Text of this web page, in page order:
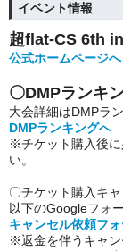
イベント情報
超flat-CS 6th
公式ホームページへ
〇DMPランキ
大会詳細はDMPラ
DMPランキングへ
※チケット購入後に
い。
〇チケット購入キ
以下のGoogleフォ
キャンセル依頼フ
※返金を伴うキャ